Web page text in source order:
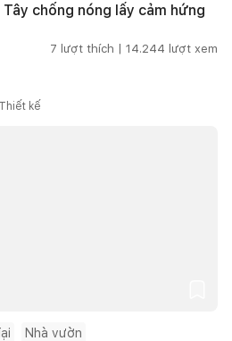
chống nóng lấy cảm hứng
7 lượt thích | 14.244 lượt xem
kế
Nhà vườn